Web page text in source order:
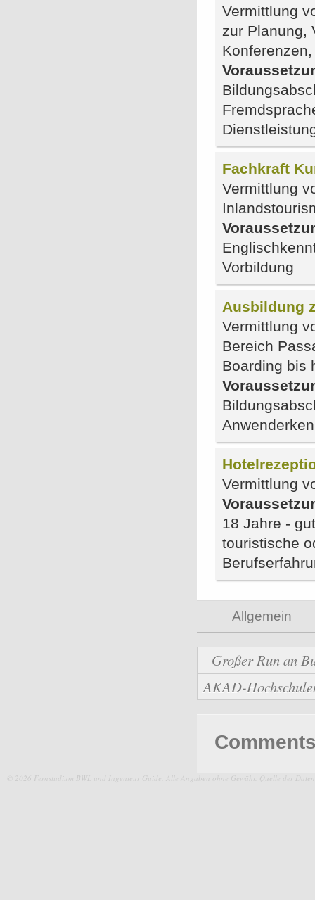
Vermittlung
zur Planung,
Fachkraft
Vermittlung
Vorbildung
Ausbildung
Vermittlung
Bereich
Boarding bis
Vermittlung
18 Jahre -
touristische
Allgemein
Großer Run an
AKAD-
© 2026 Fernstudium BWL und Ingenieur Guide. Alle Angaben ohne Gewähr. Quelle der